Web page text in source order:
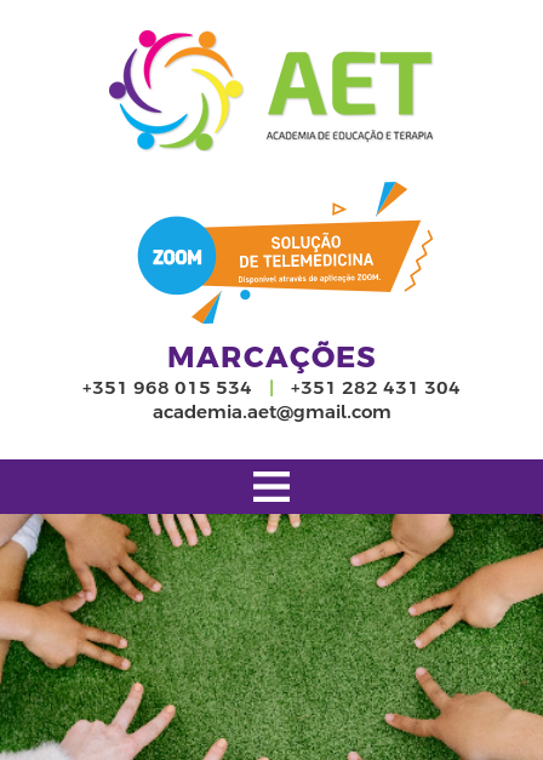
MARCAÇÕES
+351 968 015 534 |
+351 282 431 304
academia.aet@gmail.com